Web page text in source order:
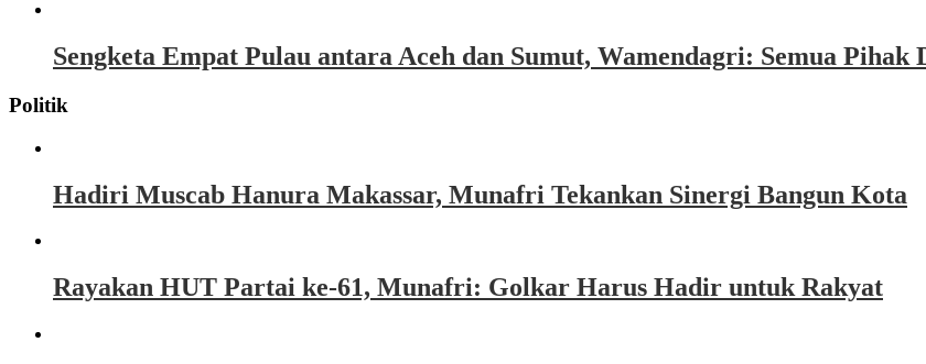
Sengketa Empat Pulau antara Aceh dan Sumut, Wamendagri: Semua Pihak
Politik
Hadiri Muscab Hanura Makassar, Munafri Tekankan Sinergi Bangun Kota
Rayakan HUT Partai ke-61, Munafri: Golkar Harus Hadir untuk Rakyat